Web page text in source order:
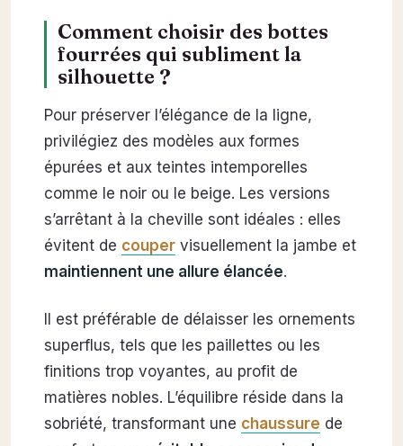
Comment choisir des bottes
fourrées qui subliment la
silhouette ?
Pour préserver l’élégance de la ligne,
privilégiez des modèles aux formes
épurées et aux teintes intemporelles
comme le noir ou le beige. Les versions
s’arrêtant à la cheville sont idéales : elles
évitent de coupervisuellement la jambe et
maintiennent une allure élancée.
Il est préférable de délaisser les ornements
superflus, tels que les paillettes ou les
finitions trop voyantes, au profit de
matières nobles. L’équilibre réside dans la
sobriété, transformant une chaussure de